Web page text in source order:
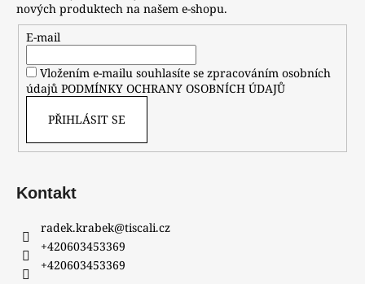
nových produktech na našem e-shopu.
E-mail
Vložením e-mailu souhlasíte se zpracováním osobních
údajů PODMÍNKY OCHRANY OSOBNÍCH ÚDAJŮ
PŘIHLÁSIT SE
Kontakt
radek.krabek@tiscali.cz
+420603453369
+420603453369